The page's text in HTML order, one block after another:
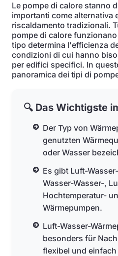
Le pompe di calore stanno
importanti come alternativa
riscaldamento tradizionali.
pompe di calore
tipo determina l'efficienza
condizioni di cui hanno
per edifici specifici. In
panoramica dei tipi di
🔍 Das Wichtigste
Der Typ von
genutzten
oder Wasser
Es gibt Luft-
Wasser-Wasser-,
Hochtemperatur-
Wärmepumpen.
Luft-Wasser-
besonders für
flexibel und